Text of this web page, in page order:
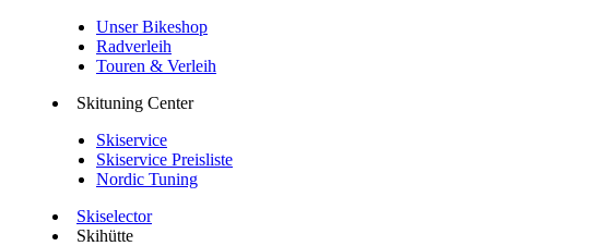
Unser Bikeshop
Radverleih
Touren & Verleih
Skituning Center
Skiservice
Skiservice Preisliste
Nordic Tuning
Skiselector
Skihütte